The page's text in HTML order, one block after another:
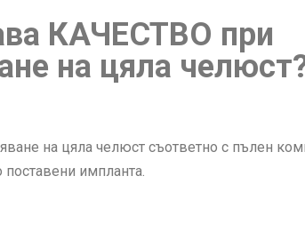
КАЧЕСТВО при
на цяла
на цяла челюст съответно с пълен
импланта.